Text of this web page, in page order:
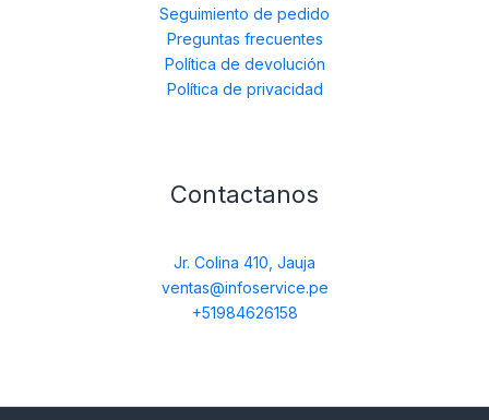
Seguimiento de pedido
Preguntas frecuentes
Política de devolución
Política de privacidad
Contactanos
Jr. Colina 410, Jauja
ventas@infoservice.pe
+51984626158